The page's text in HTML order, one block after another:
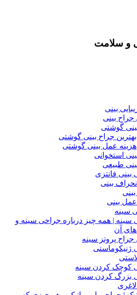
و سلامت
بینی
جراح بینی
گوشتی
بهترین جراح بینی گوشتی
هزینه عمل بینی گوشتی
استخوانی
طبیعی
بینی فانتزی
بینی
بینی
سینه
سینه | همه چیز درباره جراحی سینه و
آن
جراح پروتز سینه
ژنیکوماستی
کوچک کردن سینه
بزرگ کردن سینه